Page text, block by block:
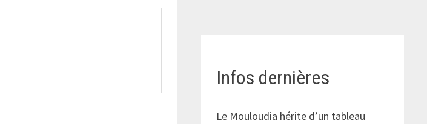
Infos dernières
Le Mouloudia hérite d’un tableau